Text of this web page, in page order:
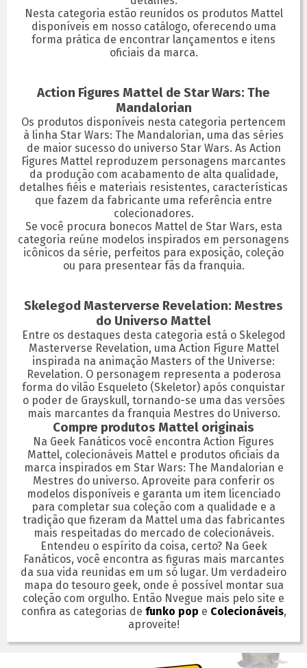
Nesta categoria estão reunidos os produtos Mattel
disponíveis em nosso catálogo, oferecendo uma
forma prática de encontrar lançamentos e itens
oficiais da marca.
Action Figures Mattel de Star Wars: The
Mandalorian
Os produtos disponíveis nesta categoria pertencem
à linha Star Wars: The Mandalorian, uma das séries
de maior sucesso do universo Star Wars. As Action
Figures Mattel reproduzem personagens marcantes
da produção com acabamento de alta qualidade,
detalhes fiéis e materiais resistentes, características
que fazem da fabricante uma referência entre
colecionadores.
Se você procura bonecos Mattel de Star Wars, esta
categoria reúne modelos inspirados em personagens
icônicos da série, perfeitos para exposição, coleção
ou para presentear fãs da franquia.
Skelegod Masterverse Revelation: Mestres
do Universo Mattel
Entre os destaques desta categoria está o Skelegod
Masterverse Revelation, uma Action Figure Mattel
inspirada na animação Masters of the Universe:
Revelation. O personagem representa a poderosa
forma do vilão Esqueleto (Skeletor) após conquistar
o poder de Grayskull, tornando-se uma das versões
mais marcantes da franquia Mestres do Universo.
Compre produtos Mattel originais
Na Geek Fanáticos você encontra Action Figures
Mattel, colecionáveis Mattel e produtos oficiais da
marca inspirados em Star Wars: The Mandalorian e
Mestres do universo. Aproveite para conferir os
modelos disponíveis e garanta um item licenciado
para completar sua coleção com a qualidade e a
tradição que fizeram da Mattel uma das fabricantes
mais respeitadas do mercado de colecionáveis.
Entendeu o espírito da coisa, certo? Na Geek
Fanáticos, você encontra as figuras mais marcantes
da sua vida reunidas em um só lugar. Um verdadeiro
mapa do tesouro geek, onde é possível montar sua
coleção com orgulho. Então Nvegue mais pelo site e
confira as categorias de funko pop e Colecionáveis,
aproveite!